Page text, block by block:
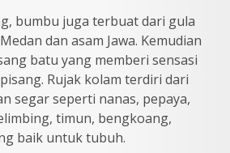
bumbu juga terbuat dari gula
dan asam Jawa. Kemudian
batu yang memberi sensasi
Rujak kolam terdiri dari
segar seperti nanas, pepaya,
timun, bengkoang,
baik untuk tubuh.